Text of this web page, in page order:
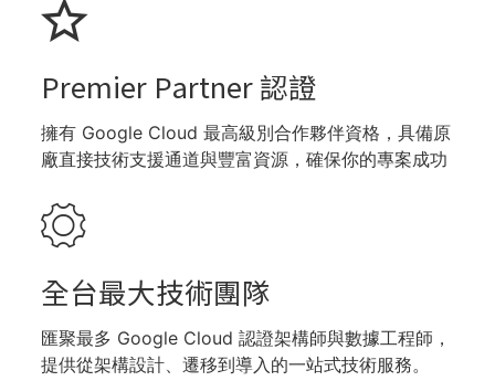
Premier Partner 認證
擁有 Google Cloud 最高級別合作夥伴資格，具備原
廠直接技術支援通道與豐富資源，確保你的專案成功
全台最大技術團隊​
匯聚最多 Google Cloud 認證架構師與數據工程師，
提供從架構設計、遷移到導入的一站式技術服務。